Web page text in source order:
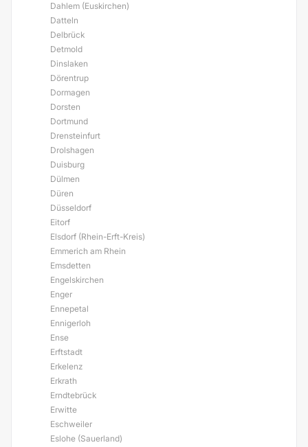
Dahlem (Euskirchen)
Datteln
Delbrück
Detmold
Dinslaken
Dörentrup
Dormagen
Dorsten
Dortmund
Drensteinfurt
Drolshagen
Duisburg
Dülmen
Düren
Düsseldorf
Eitorf
Elsdorf (Rhein-Erft-Kreis)
Emmerich am Rhein
Emsdetten
Engelskirchen
Enger
Ennepetal
Ennigerloh
Ense
Erftstadt
Erkelenz
Erkrath
Erndtebrück
Erwitte
Eschweiler
Eslohe (Sauerland)